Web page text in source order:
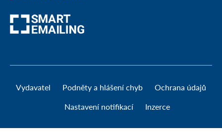
Vydavatel Podněty a hlášení chyb Ochrana údajů
Nastavení notifikací Inzerce